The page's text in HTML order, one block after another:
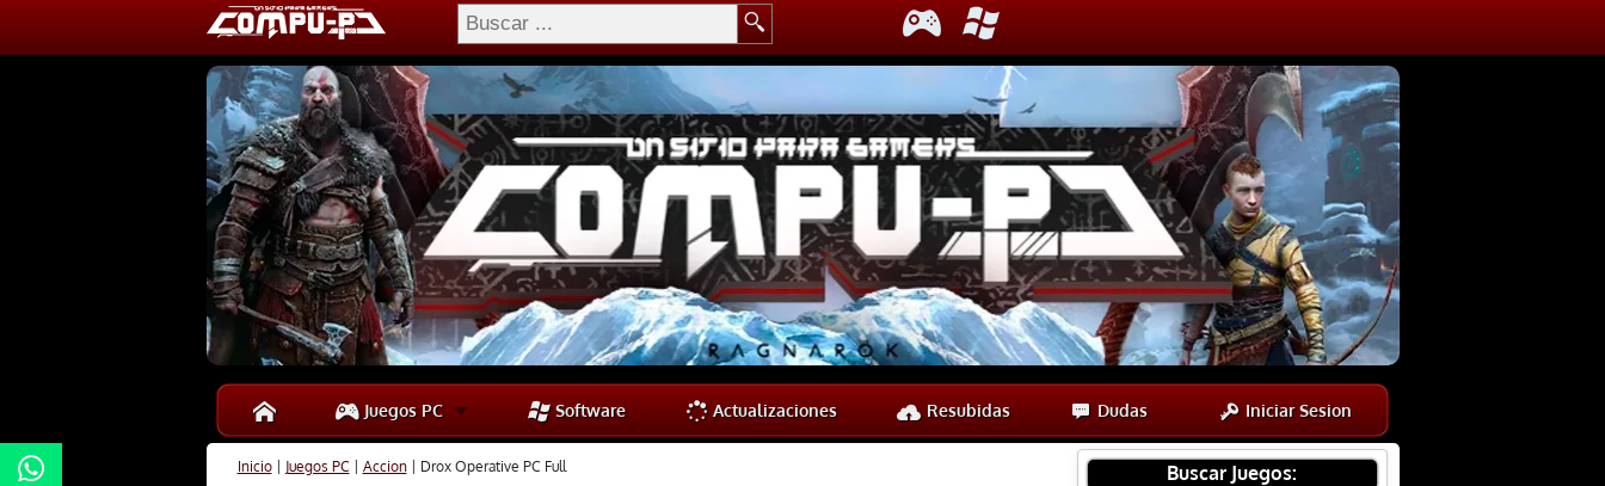
Juegos PC Software Actualizaciones Resubidas Dudas Iniciar Sesion
Inicio| Juegos PC | Accion| Drox Operative PC Full Buscar Juegos: